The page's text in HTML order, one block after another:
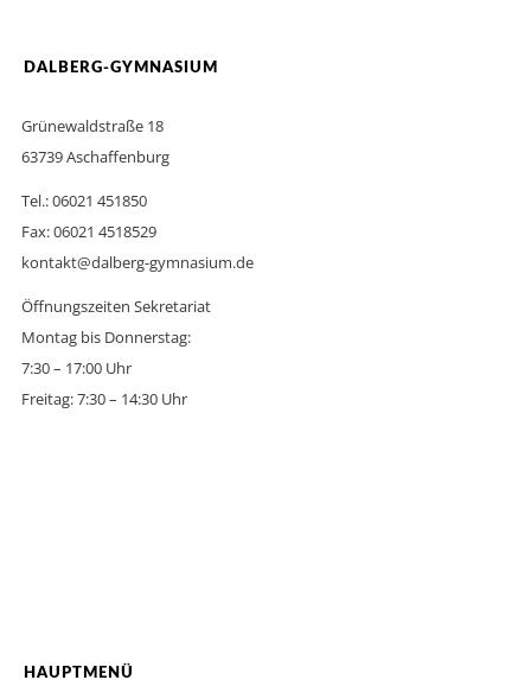
DALBERG-GYMNASIUM
Grünewaldstraße 18
63739 Aschaffenburg
Tel.: 06021 451850
Fax: 06021 4518529
kontakt@dalberg-gymnasium.de
Öffnungszeiten Sekretariat
Montag bis Donnerstag:
7:30 – 17:00 Uhr
Freitag: 7:30 – 14:30 Uhr
HAUPTMENÜ